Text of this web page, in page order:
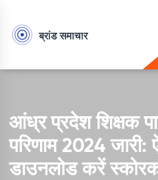
आंध्र प्रदेश शिक्षक
परिणाम 2024
डाउनलोड करें